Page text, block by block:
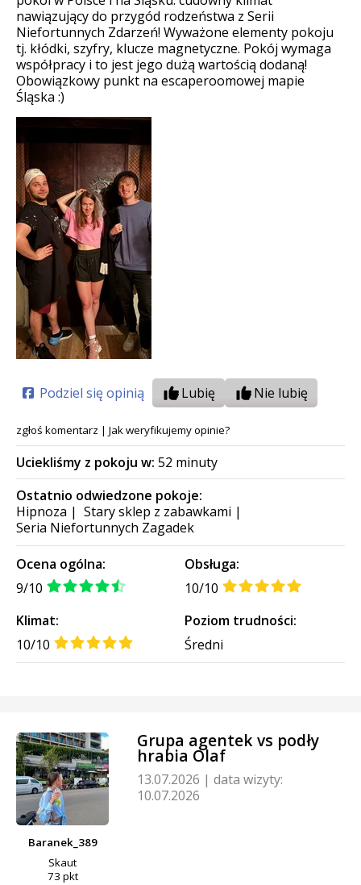
nawiązujący do przygód rodzeństwa z Serii
Niefortunnych Zdarzeń! Wyważone elementy pokoju
tj. kłódki, szyfry, klucze magnetyczne. Pokój wymaga
współpracy i to jest jego dużą wartością dodaną!
Obowiązkowy punkt na escaperoomowej mapie
Śląska :)
Podziel się opinią Lubię Nie lubię
zgłoś komentarz | Jak weryfikujemy opinie?
Uciekliśmy z pokoju w: 52 minuty
Ostatnio odwiedzone pokoje:
Hipnoza | Stary sklep z zabawkami |
Seria Niefortunnych Zagadek
Ocena ogólna:
9/10
Obsługa:
10/10
Klimat:
10/10
Poziom trudności:
Średni
Baranek_389
Skaut
73 pkt
Grupa agentek vs podły
hrabia Olaf
13.07.2026 | data wizyty:
10.07.2026